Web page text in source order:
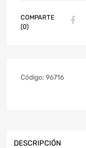
COMPARTE
(0)
Código: 96716
DESCRIPCIÓN